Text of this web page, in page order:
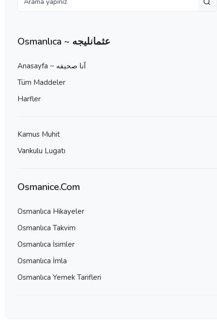
Osmanlıca ~ عثمانليجه
Anasayfa ~ آنا صحيفه
Tüm Maddeler
Harfler
Kamus Muhit
Vankulu Lugatı
Osmanice.Com
Osmanlıca Hikayeler
Osmanlıca Takvim
Osmanlıca İsimler
Osmanlıca İmla
Osmanlıca Yemek Tarifleri